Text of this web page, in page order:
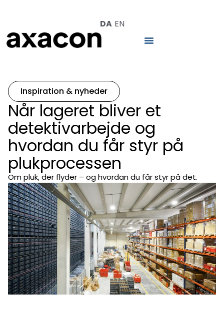
DA EN
Inspiration & nyheder
Når lageret bliver et
detektivarbejde og
hvordan du får styr på
plukprocessen
Om pluk, der flyder – og hvordan du får styr på det.